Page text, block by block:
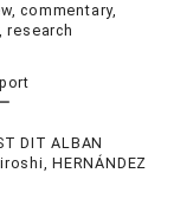
commentary,
research
DIT ALBAN
HERNÁNDEZ